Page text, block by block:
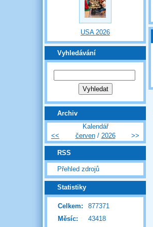
USA 2026
Vyhledávání
Archiv
Kalendář
<<
červen/ 2026 >>
RSS
Přehled zdrojů
Statistiky
Celkem:
877371
Měsíc:
43418